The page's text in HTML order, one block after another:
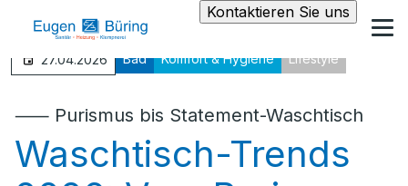
Kontaktieren Sie uns
27.04.2026 Bad Komfort & Hygiene Lifestyle
⸺ Purismus bis Statement-Waschtisch
Waschtisch-Trends